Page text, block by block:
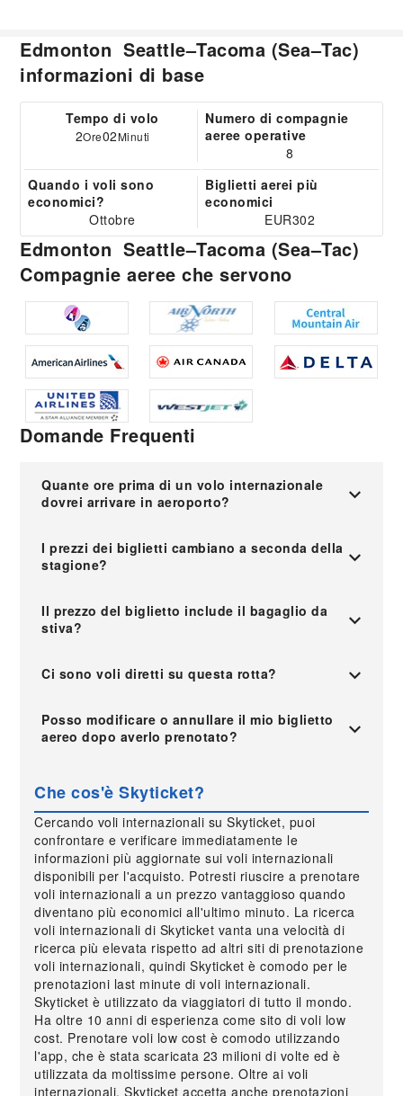
Edmonton Seattle–Tacoma (Sea–Tac)
informazioni di base
Tempo di volo
2Ore02Minuti
Numero di compagnie
aeree operative
8
Quando i voli sono
economici?
Ottobre
Biglietti aerei più
economici
EUR302
Edmonton Seattle–Tacoma (Sea–Tac)
Compagnie aeree che servono
Domande Frequenti
Quante ore prima di un volo internazionale
dovrei arrivare in aeroporto?
I prezzi dei biglietti cambiano a seconda della
stagione?
Il prezzo del biglietto include il bagaglio da
stiva?
Ci sono voli diretti su questa rotta?
Posso modificare o annullare il mio biglietto
aereo dopo averlo prenotato?
Che cos'è Skyticket?
Cercando voli internazionali su Skyticket, puoi
confrontare e verificare immediatamente le
informazioni più aggiornate sui voli internazionali
disponibili per l'acquisto. Potresti riuscire a prenotare
voli internazionali a un prezzo vantaggioso quando
diventano più economici all'ultimo minuto. La ricerca
voli internazionali di Skyticket vanta una velocità di
ricerca più elevata rispetto ad altri siti di prenotazione
voli internazionali, quindi Skyticket è comodo per le
prenotazioni last minute di voli internazionali.
Skyticket è utilizzato da viaggiatori di tutto il mondo.
Ha oltre 10 anni di esperienza come sito di voli low
cost. Prenotare voli low cost è comodo utilizzando
l'app, che è stata scaricata 23 milioni di volte ed è
utilizzata da moltissime persone. Oltre ai voli
internazionali, Skyticket accetta anche prenotazioni